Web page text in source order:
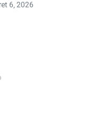
6, 2026